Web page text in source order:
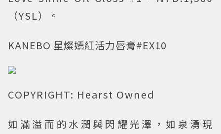
（YSL）。
KANEBO 星燦嫣紅活力唇膏#EX10
COPYRIGHT: Hearst Owned
如滿溢而的水潤與閃耀光澤，如泉湧現